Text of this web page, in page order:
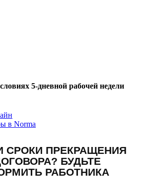
5-дневной рабочей недели
СРОКИ ПРЕКРАЩЕНИЯ
БУДЬТЕ
РАБОТНИКА